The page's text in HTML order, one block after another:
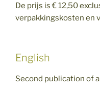
De prijs is € 12,50
verpakkingskosten en
English
Second publication of